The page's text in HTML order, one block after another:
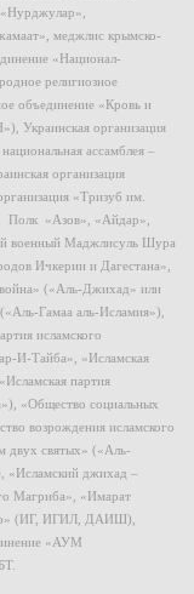
меджлис крымско-
«Национал-
религиозное
объединение «Кровь и
Украинская организация
ассамблея –
организация
«Тризуб им.
Полк «Азов», «Айдар»,
военный Маджлисуль Шура
Ичкерии и Дагестана»,
(«Аль-Джихад» или
Гамаа аль-Исламия»),
исламского
И-Тайба», «Исламская
партия
«Общество социальных
возрождения исламского
двух святых» («Аль-
«Исламский джихад –
Магриба», «Имарат
(ИГ, ИГИЛ, ДАИШ),
«АУМ